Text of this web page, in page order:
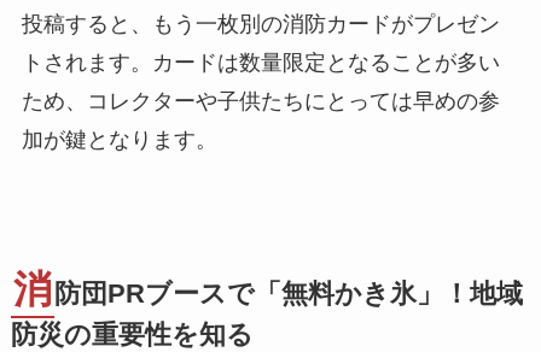
投稿すると、もう一枚別の消防カードがプレゼン
トされます。カードは数量限定となることが多い
ため、コレクターや子供たちにとっては早めの参
加が鍵となります。
消 防団PRブースで「無料かき氷」！地域
防災の重要性を知る